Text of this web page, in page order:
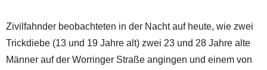
Zivilfahnder beobachteten in der Nacht auf heute, wie zwei
Trickdiebe (13 und 19 Jahre alt) zwei 23 und 28 Jahre alte
Männer auf der Worringer Straße angingen und einem von